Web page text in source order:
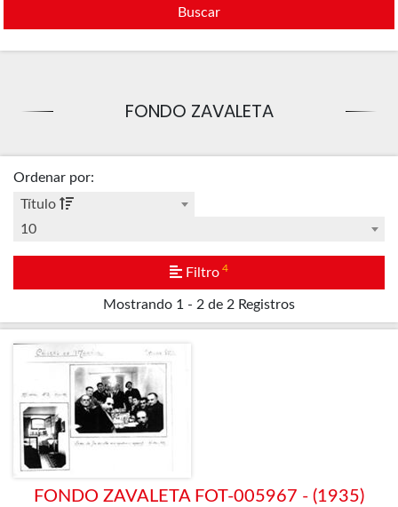
Buscar
FONDO ZAVALETA
Mostrando 1 - 2 de 2 Registros
Ordenar por:
Título
10
Filtro 4
FONDO ZAVALETA FOT-005967 - (1935)